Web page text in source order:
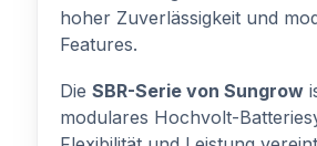
hoher Zuverlässigkeit und
Features.
Die SBR-Serie von Sungrow
modulares Hochvolt-